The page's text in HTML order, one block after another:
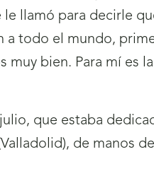
llamó para decirle
a todo el mundo,
muy bien. Para mí es
que estaba
de manos